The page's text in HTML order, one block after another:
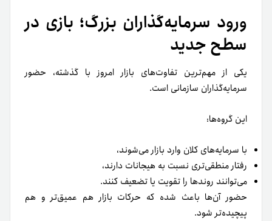
ورود سرمایه‌گذاران بزرگ؛ بازی در
سطح جدید
یکی از مهم‌ترین تفاوت‌های بازار امروز با گذشته، حضور
سرمایه‌گذاران سازمانی است.
این گروه‌ها:
با سرمایه‌های کلان وارد بازار می‌شوند،
رفتار منطقی‌تری نسبت به هیجانات دارند،
می‌توانند روندها را تقویت یا تضعیف کنند.
حضور آن‌ها باعث شده که حرکات بازار هم عمیق‌تر و هم
پیچیده‌تر شود.